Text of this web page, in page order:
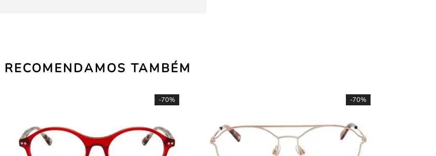
RECOMENDAMOS TAMBÉM
-70% -70%